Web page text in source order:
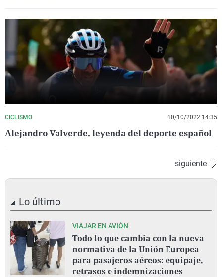
CICLISMO 10/10/2022 14:35
Alejandro Valverde, leyenda del deporte español
siguiente
Lo último
VIAJAR EN AVIÓN
Todo lo que cambia con la nueva
normativa de la Unión Europea
para pasajeros aéreos: equipaje,
retrasos e indemnizaciones